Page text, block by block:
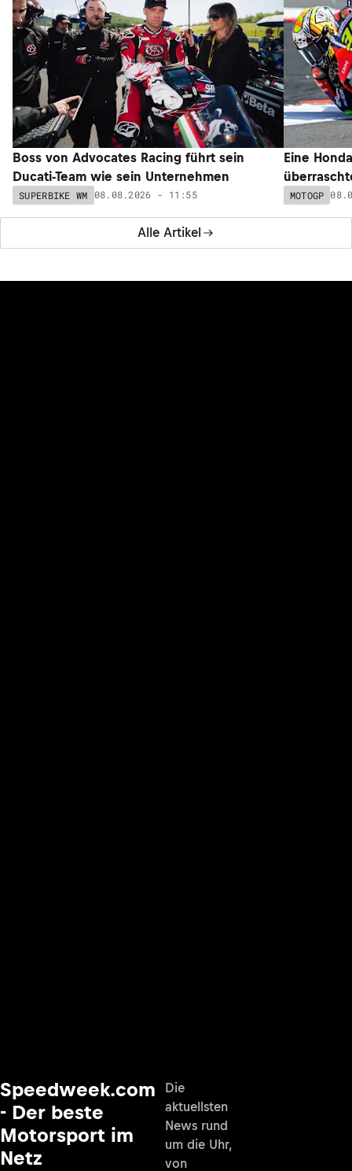
Alle Artikel
Boss von Advocates Racing führt sein
Ducati-Team wie sein Unternehmen
SUPERBIKE WM 08.08.2026 - 11:55
Eine
MOTOGP
Speedweek.com
- Der beste
Motorsport im
Netz
Die
aktuellsten
News rund
um die Uhr,
von